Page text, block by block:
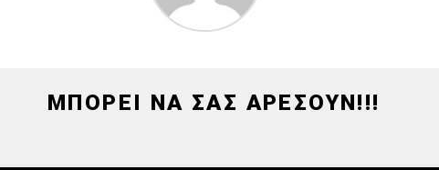
ΜΠΟΡΕΙ ΝΑ ΣΑΣ ΑΡΕΣΟΥΝ!!!